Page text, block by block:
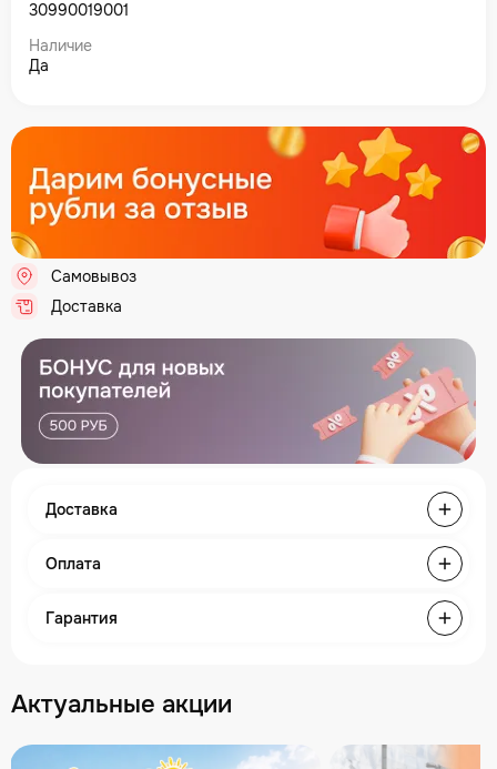
30990019001
Наличие
Да
Самовывоз
Доставка
Доставка
Оплата
Гарантия
Актуальные акции